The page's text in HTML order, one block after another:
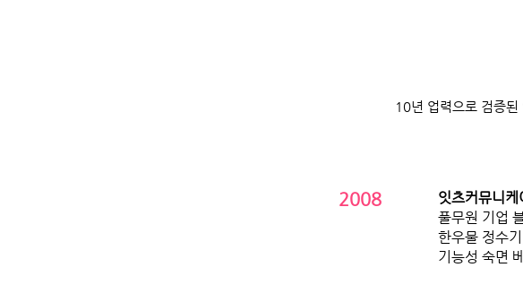
10년 업력으로 검증된
2008
잇츠커뮤니케
풀무원 기업
한우물 정수
기능성 숙면